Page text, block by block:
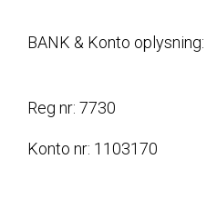
BANK & Konto oplysning:
Reg nr: 7730
Konto nr: 1103170